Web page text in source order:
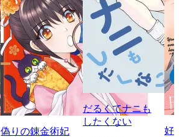
偽りの錬金術妃
だるくてナニも
したくない
好